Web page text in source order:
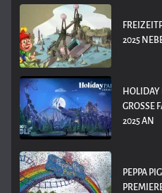
2025
HOLIDAY
GROSSE
025 AN
PEPPA